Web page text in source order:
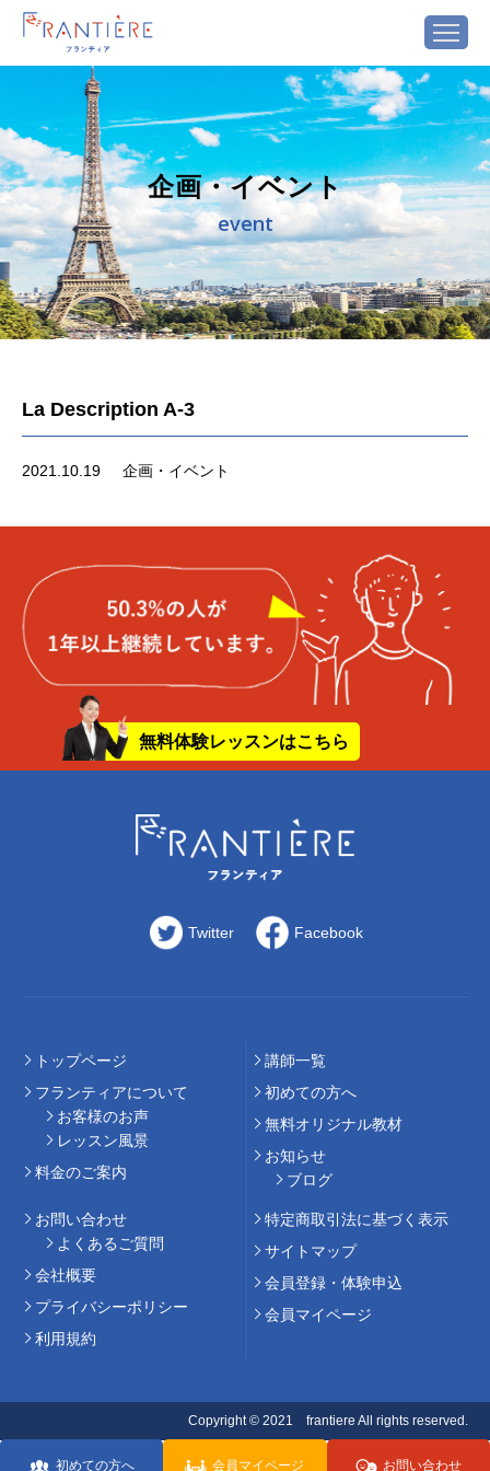
初めての方へ 会員マイページ お問い合わせ
企画・イベント
event
La Description A-3
2021.10.19 企画・イベント
無料体験レッスンはこちら
Twitter Facebook
トップページ
フランティアについて
お客様のお声
レッスン風景
料⾦のご案内
講師⼀覧
初めての⽅へ
無料オリジナル教材
お知らせ
ブログ
お問い合わせ
よくあるご質問
会社概要
プライバシーポリシー
利用規約
特定商取引法に基づく表示
サイトマップ
会員登録・体験申込
会員マイページ
Copyright © 2021 frantiere All rights reserved.